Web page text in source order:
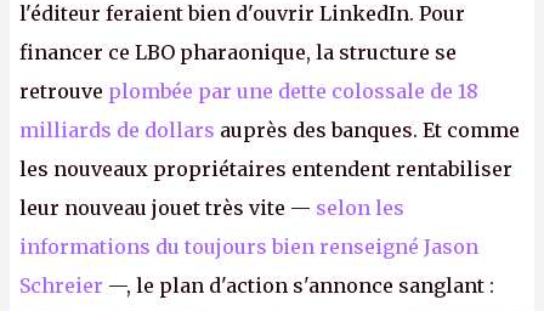
l'éditeur feraient bien d'ouvrir LinkedIn. Pour
financer ce LBO pharaonique, la structure se
retrouve plombée par une dette colossale de 18
milliards de dollars auprès des banques. Et comme
les nouveaux propriétaires entendent rentabiliser
leur nouveau jouet très vite — selon les
informations du toujours bien renseigné Jason
Schreier —, le plan d'action s'annonce sanglant :